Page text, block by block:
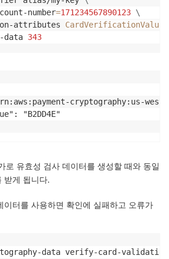
number
=171234567890123 \
attributes
CardVerificationValue2
data
343
cryptography:us-
"B2DD4E"
로 유효성 검사 데이터를 생성할 때와 동일
받게 됩니다.
이터를 사용하면 확인에 실패하고 오류가
data verify-card-